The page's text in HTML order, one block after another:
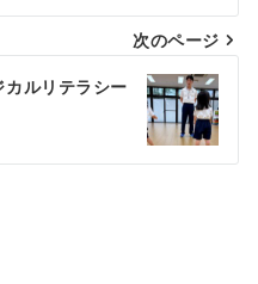
次のページ
カルリテラシー